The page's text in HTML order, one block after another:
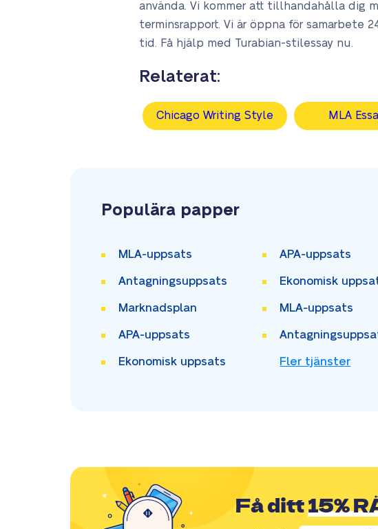
använda. Vi kommer att tillhandahålla dig
terminsrapport. Vi är öppna för samarbete
tid. Få hjälp med Turabian-stilessay nu.
Relaterat:
Chicago Writing Style MLA
Populära papper
MLA-uppsats APA-uppsats
Antagningsuppsats Ekonomisk
Marknadsplan MLA-uppsats
APA-uppsats
Ekonomisk uppsats Fler tjänster
Få ditt15%